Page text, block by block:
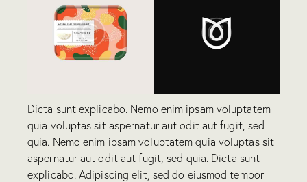
Dicta sunt explicabo. Nemo enim ipsam voluptatem
quia voluptas sit aspernatur aut odit aut fugit, sed
quia. Nemo enim ipsam voluptatem quia voluptas sit
aspernatur aut odit aut fugit, sed quia. Dicta sunt
explicabo. Adipiscing elit, sed do eiusmod tempor